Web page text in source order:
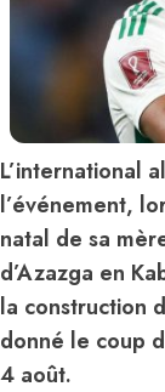
L’international
l’événement,
natal de sa
d’Azazga en
la construction
donné le coup
4 août.